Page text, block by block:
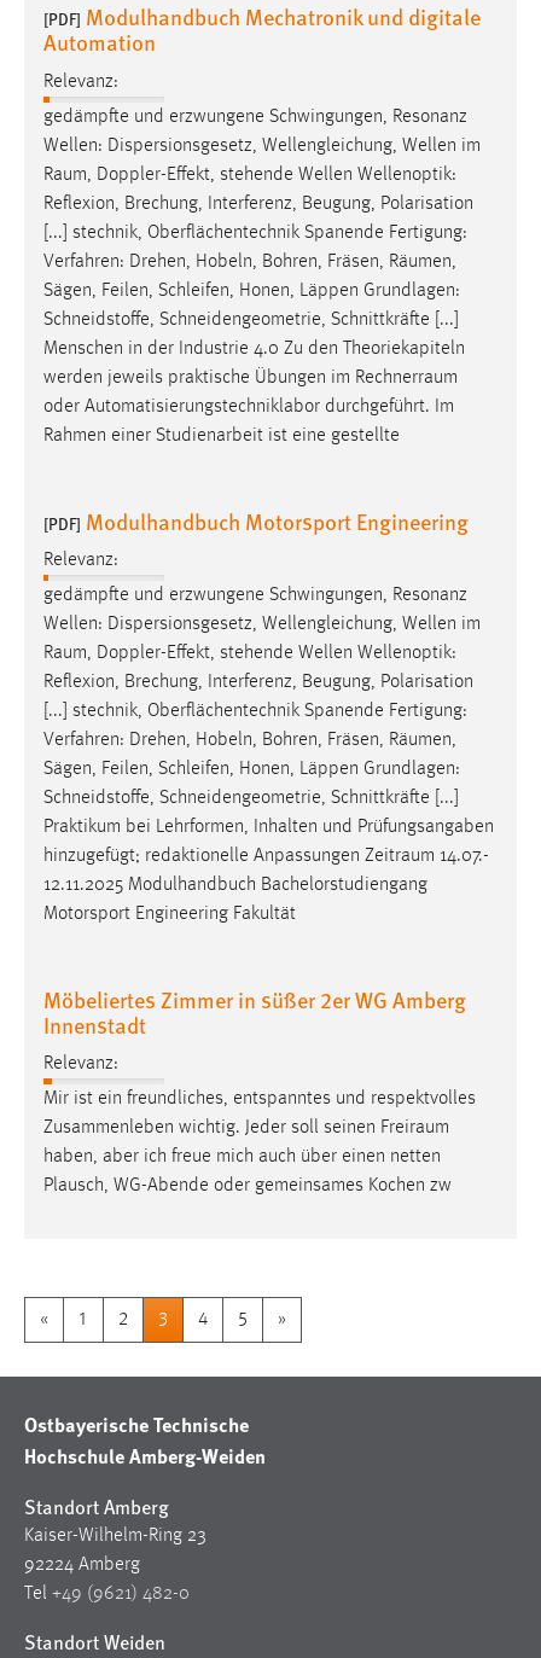
[PDF] Modulhandbuch Mechatronik und digitale
Automation
Relevanz:
gedämpfte und erzwungene Schwingungen, Resonanz
Wellen: Dispersionsgesetz, Wellengleichung, Wellen im
Raum, Doppler-Effekt, stehende Wellen Wellenoptik:
Reflexion, Brechung, Interferenz, Beugung, Polarisation
[...] stechnik, Oberflächentechnik Spanende Fertigung:
Verfahren: Drehen, Hobeln, Bohren, Fräsen, Räumen,
Sägen, Feilen, Schleifen, Honen, Läppen Grundlagen:
Schneidstoffe, Schneidengeometrie, Schnittkräfte [...]
Menschen in der Industrie 4.0 Zu den Theoriekapiteln
werden jeweils praktische Übungen im Rechnerraum
oder Automatisierungstechniklabor durchgeführt. Im
Rahmen einer Studienarbeit ist eine gestellte
[PDF] Modulhandbuch Motorsport Engineering
Relevanz:
gedämpfte und erzwungene Schwingungen, Resonanz
Wellen: Dispersionsgesetz, Wellengleichung, Wellen im
Raum, Doppler-Effekt, stehende Wellen Wellenoptik:
Reflexion, Brechung, Interferenz, Beugung, Polarisation
[...] stechnik, Oberflächentechnik Spanende Fertigung:
Verfahren: Drehen, Hobeln, Bohren, Fräsen, Räumen,
Sägen, Feilen, Schleifen, Honen, Läppen Grundlagen:
Schneidstoffe, Schneidengeometrie, Schnittkräfte [...]
Praktikum bei Lehrformen, Inhalten und Prüfungsangaben
hinzugefügt; redaktionelle Anpassungen Zeitraum 14.07.-
12.11.2025 Modulhandbuch Bachelorstudiengang
Motorsport Engineering Fakultät
Möbeliertes Zimmer in süßer 2er WG Amberg
Innenstadt
Relevanz:
Mir ist ein freundliches, entspanntes und respektvolles
Zusammenleben wichtig. Jeder soll seinen Freiraum
haben, aber ich freue mich auch über einen netten
Plausch, WG-Abende oder gemeinsames Kochen zw
« 1 2 3 4 5 »
Ostbayerische Technische
Hochschule Amberg-Weiden
Standort Amberg
Kaiser-Wilhelm-Ring 23
92224 Amberg
Tel +49 (9621) 482-0
Standort Weiden